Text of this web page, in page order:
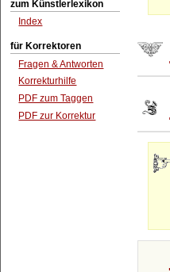
zum Künstlerlexikon
Index
für Korrektoren
Fragen & Antworten
Korrekturhilfe
PDF zum Taggen
PDF zur Korrektur